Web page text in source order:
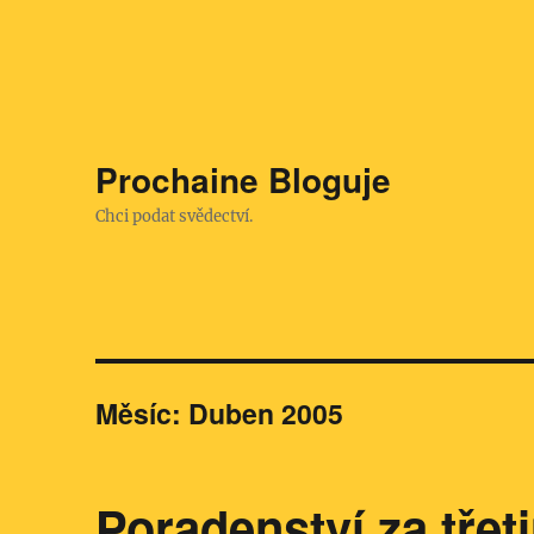
Prochaine Bloguje
Chci podat svědectví.
Měsíc: Duben 2005